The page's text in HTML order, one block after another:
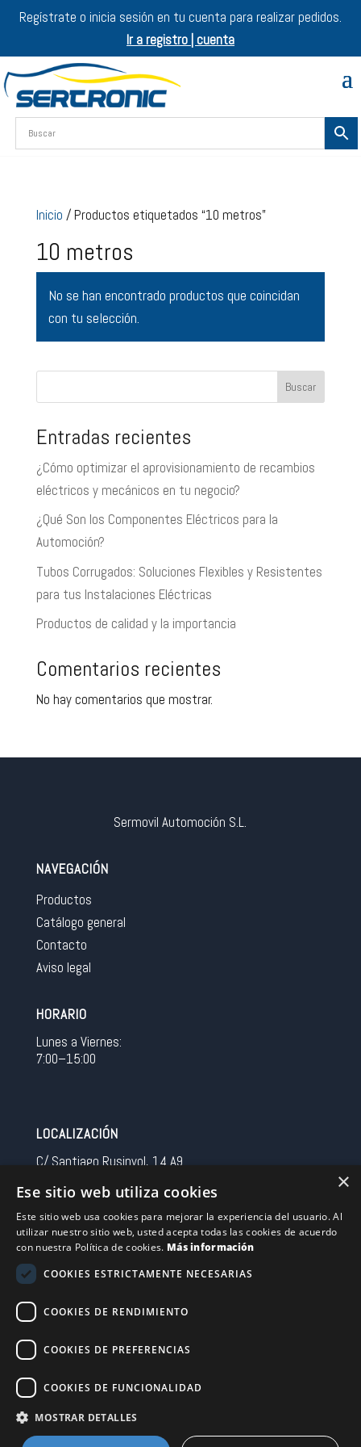
Regístrate o inicia sesión en tu cuenta para realizar pedidos.
Ir a registro | cuenta
Inicio / Productos etiquetados “10 metros”
10 metros
No se han encontrado productos que coincidan
con tu selección.
Buscar
Entradas recientes
¿Cómo optimizar el aprovisionamiento de recambios
eléctricos y mecánicos en tu negocio?
¿Qué Son los Componentes Eléctricos para la
Automoción?
Tubos Corrugados: Soluciones Flexibles y Resistentes
para tus Instalaciones Eléctricas
Productos de calidad y la importancia
Comentarios recientes
No hay comentarios que mostrar.
Sermovil Automoción S.L.
NAVEGACIÓN
Productos
Catálogo general
Contacto
Aviso legal
HORARIO
Lunes a Viernes:
7:00–15:00
LOCALIZACIÓN
C/ Santiago Rusinyol, 14 A9
Spain
CONTACTO
Tel 0034 93 713 37 30
sermovil@sertronic.es
Acceso intranet para representantes
×
Ese sitio web utiliza cookies
Este sitio web usa cookies para mejorar la experiencia del usuario. Al
utilizar nuestro sitio web, usted acepta todas las cookies de acuerdo
con nuestra Política de cookies. Más información
COOKIES ESTRICTAMENTE NECESARIAS
COOKIES DE RENDIMIENTO
COOKIES DE PREFERENCIAS
COOKIES DE FUNCIONALIDAD
MOSTRAR DETALLES